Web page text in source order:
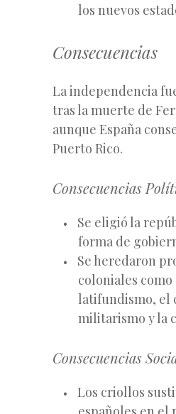
los nuevos
Consecuencias
La independencia
tras la muerte de
aunque España
Puerto Rico.
Consecuencias
Se eligió la
forma de
Se heredaron
coloniales como
latifundismo, el
militarismo y la
Consecuencias
Los criollos